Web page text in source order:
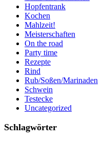
Hopfentrank
Kochen
Mahlzeit!
Meisterschaften
On the road
Party time
Rezepte
Rind
Rub/Soßen/Marinaden
Schwein
Testecke
Uncategorized
Schlagwörter